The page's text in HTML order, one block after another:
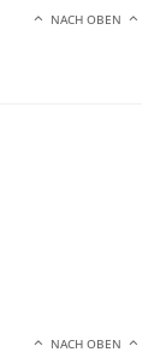
NACH OBEN
NACH OBEN